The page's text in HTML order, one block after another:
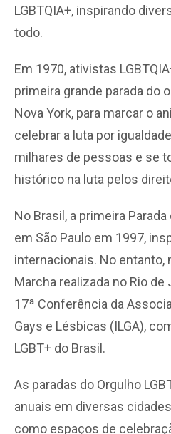
LGBTQIA+, inspirando
todo.
Em 1970, ativistas
primeira grande parada do
Nova York, para marcar o
celebrar a luta por
milhares de pessoas e se
histórico na luta pelos
No Brasil, a primeira
em São Paulo em 1997,
internacionais. No
Marcha realizada no Rio de
17ª Conferência da
Gays e Lésbicas (ILGA),
LGBT+ do Brasil.
As paradas do Orgulho
anuais em diversas
como espaços de